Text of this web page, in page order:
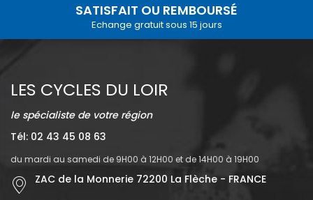
SATISFAIT OU REMBOURSÉ
Echange gratuit sous 15 jours
LES CYCLES DU LOIR
le spécialiste de votre région
Tél: 02 43 45 08 63
du mardi au samedi de 9H00 à 12H00 et de 14H00 à 19H00
ZAC de la Monnerie 72200 La Flèche - FRANCE